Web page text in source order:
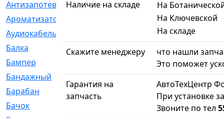
Антизапотеватель
[1]
Ароматизатор
Аудиокабель
Балка
[58]
Бампер
Бандажный
[6]
Барабан
Бачок
Наличие на складе
На
На Ключевской
На складе
Скажите менеджеру
что нашли
Это поможет
Гарантия на
запчасть
АвтоТехЦентр
При установке
Звоните по тел